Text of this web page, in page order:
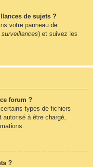
de sujets ?
votre panneau de
) et suivez les
forum ?
types de fichiers
autorisé à être chargé,
?